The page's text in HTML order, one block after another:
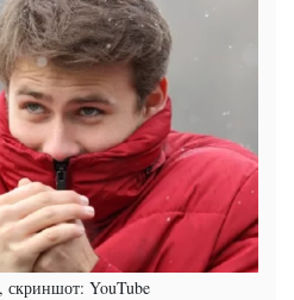
скриншот: YouTube